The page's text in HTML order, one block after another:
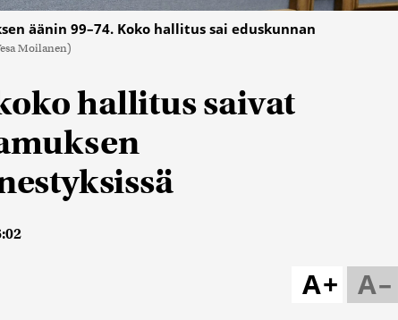
äänin 99–74. Koko hallitus sai eduskunnan
Moilanen)
hallitus saivat
A–
A+